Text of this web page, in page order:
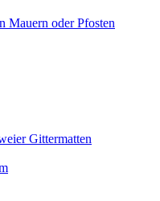
Mauern oder Pfosten
Gittermatten